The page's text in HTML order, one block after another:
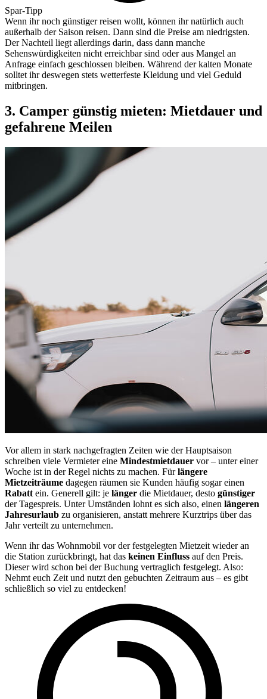
Spar-Tipp
Wenn ihr noch günstiger reisen wollt, können ihr natürlich auch
außerhalb der Saison reisen. Dann sind die Preise am niedrigsten.
Der Nachteil liegt allerdings darin, dass dann manche
Sehenswürdigkeiten nicht erreichbar sind oder aus Mangel an
Anfrage einfach geschlossen bleiben. Während der kalten Monate
solltet ihr deswegen stets wetterfeste Kleidung und viel Geduld
mitbringen.
3. Camper günstig mieten: Mietdauer und
gefahrene Meilen
Vor allem in stark nachgefragten Zeiten wie der Hauptsaison
schreiben viele Vermieter eine Mindestmietdauer vor – unter einer
Woche ist in der Regel nichts zu machen. Fürlängere
Mietzeiträume dagegen räumen sie Kunden häufig sogar einen
Rabatt ein. Generell gilt: je länger die Mietdauer, desto günstiger
der Tagespreis. Unter Umständen lohnt es sich also, einen längeren
Jahresurlaub zu organisieren, anstatt mehrere Kurztrips über das
Jahr verteilt zu unternehmen.
Wenn ihr das Wohnmobil vor der festgelegten Mietzeit wieder an
die Station zurückbringt, hat das keinen Einfluss auf den Preis.
Dieser wird schon bei der Buchung vertraglich festgelegt. Also:
Nehmt euch Zeit und nutzt den gebuchten Zeitraum aus – es gibt
schließlich so viel zu entdecken!